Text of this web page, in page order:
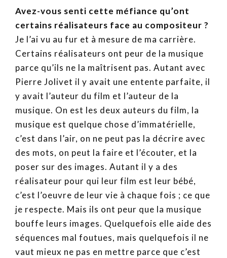
Avez-vous senti cette méfiance qu’ont
certains réalisateurs face au compositeur ?
Je l’ai vu au fur et à mesure de ma carrière.
Certains réalisateurs ont peur de la musique
parce qu’ils ne la maîtrisent pas. Autant avec
Pierre Jolivet il y avait une entente parfaite, il
y avait l’auteur du film et l’auteur de la
musique. On est les deux auteurs du film, la
musique est quelque chose d’immatérielle,
c’est dans l’air, on ne peut pas la décrire avec
des mots, on peut la faire et l’écouter, et la
poser sur des images. Autant il y a des
réalisateur pour qui leur film est leur bébé,
c’est l’oeuvre de leur vie à chaque fois ; ce que
je respecte. Mais ils ont peur que la musique
bouffe leurs images. Quelquefois elle aide des
séquences mal foutues, mais quelquefois il ne
vaut mieux ne pas en mettre parce que c’est